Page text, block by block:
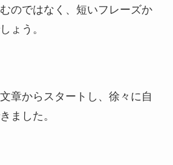
のではなく、短いフレーズか
ょう。
章からスタートし、徐々に自
ました。